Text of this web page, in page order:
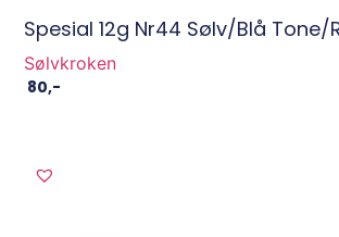
Spesial 12g Nr44 Sølv/blå Tone/
Sølvkroken
80,-